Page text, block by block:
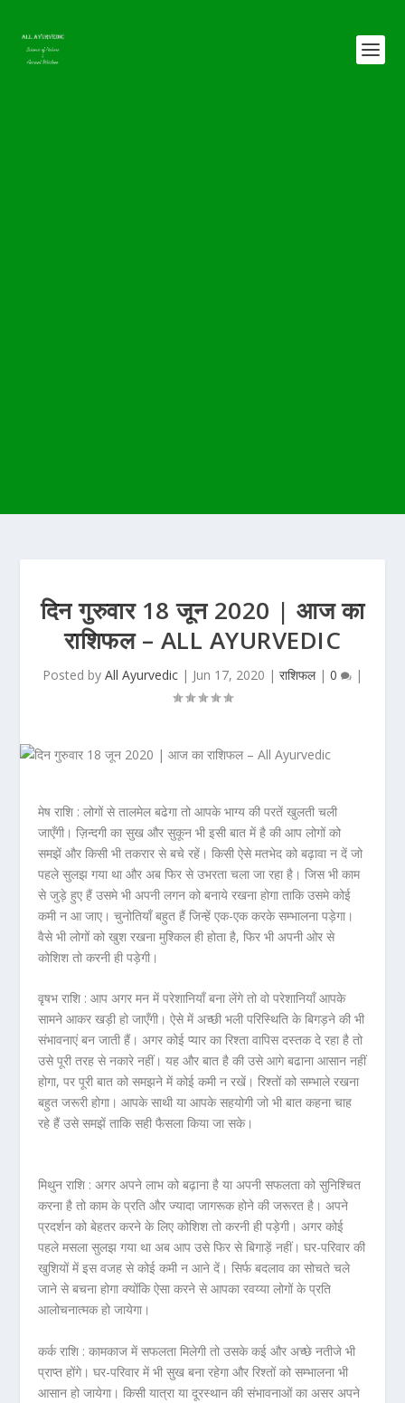
दिन गुरुवार 18 जून 2020 | आज का
राशिफल – ALL AYURVEDIC
Posted by All Ayurvedic | Jun 17, 2020 | राशिफल| 0 |
मेष राशि :लोगों से तालमेल बढेगा तो आपके भाग्य की परतें खुलती चली
जाएँगी। ज़िन्दगी का सुख और सुकून भी इसी बात में है की आप लोगों को
समझें और किसी भी तकरार से बचे रहें। किसी ऐसे मतभेद को बढ़ावा न दें जो
पहले सुलझ गया था और अब फिर से उभरता चला जा रहा है। जिस भी काम
से जुड़े हुए हैं उसमे भी अपनी लगन को बनाये रखना होगा ताकि उसमे कोई
कमी न आ जाए। चुनोतियाँ बहुत हैं जिन्हें एक-एक करके सम्भालना पड़ेगा।
वैसे भी लोगों को खुश रखना मुश्किल ही होता है, फिर भी अपनी ओर से
कोशिश तो करनी ही पड़ेगी।
वृषभ राशि :आप अगर मन में परेशानियाँ बना लेंगे तो वो परेशानियाँ आपके
सामने आकर खड़ी हो जाएँगी। ऐसे में अच्छी भली परिस्थिति के बिगड़ने की भी
संभावनाएं बन जाती हैं। अगर कोई प्यार का रिश्ता वापिस दस्तक दे रहा है तो
उसे पूरी तरह से नकारे नहीं। यह और बात है की उसे आगे बढाना आसान नहीं
होगा, पर पूरी बात को समझने में कोई कमी न रखें। रिश्तों को सम्भाले रखना
बहुत जरूरी होगा। आपके साथी या आपके सहयोगी जो भी बात कहना चाह
रहे हैं उसे समझें ताकि सही फैसला किया जा सके।
मिथुन राशि :अगर अपने लाभ को बढ़ाना है या अपनी सफलता को सुनिश्चित
करना है तो काम के प्रति और ज्यादा जागरूक होने की जरूरत है। अपने
प्रदर्शन को बेहतर करने के लिए कोशिश तो करनी ही पड़ेगी। अगर कोई
पहले मसला सुलझ गया था अब आप उसे फिर से बिगाड़ें नहीं। घर-परिवार की
खुशियों में इस वजह से कोई कमी न आने दें। सिर्फ बदलाव का सोचते चले
जाने से बचना होगा क्योंकि ऐसा करने से आपका रवय्या लोगों के प्रति
आलोचनात्मक हो जायेगा।
कर्क राशि :कामकाज में सफलता मिलेगी तो उसके कई और अच्छे नतीजे भी
प्राप्त होंगे। घर-परिवार में भी सुख बना रहेगा और रिश्तों को सम्भालना भी
आसान हो जायेगा। किसी यात्रा या दूरस्थान की संभावनाओं का असर अपने